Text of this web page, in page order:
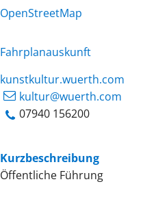
OpenStreetMap
Fahrplanauskunft
kunstkultur.wuerth.com
kultur@wuerth.com
07940 156200
Kurzbeschreibung
Öffentliche Führung